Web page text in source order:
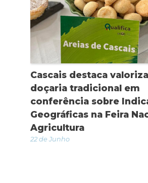
Cascais destaca
doçaria tradicional em
conferência sobre
Geográficas na Feira
Agricultura
22 de Junho